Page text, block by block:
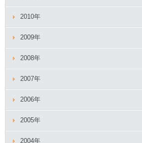
2010年
2009年
2008年
2007年
2006年
2005年
2004年